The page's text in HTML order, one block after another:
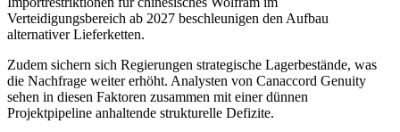
Verteidigungsbereich ab 2027 beschleunigen den Aufbau
alternativer Lieferketten.
Zudem sichern sich Regierungen strategische Lagerbestände, was
die Nachfrage weiter erhöht. Analysten von Canaccord Genuity
sehen in diesen Faktoren zusammen mit einer dünnen
Projektpipeline anhaltende strukturelle Defizite.